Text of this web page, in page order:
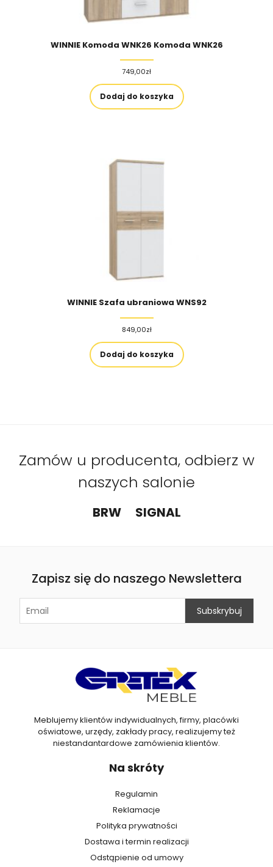
WINNIE Komoda WNK26 Komoda WNK26
749,00zł
Dodaj do koszyka
WINNIE Szafa ubraniowa WNS92
849,00zł
Dodaj do koszyka
Zamów u producenta, odbierz w
naszych salonie
BRW SIGNAL
Zapisz się do naszego Newslettera
Meblujemy klientów indywidualnych, firmy, placówki
oświatowe, urzędy, zakłady pracy, realizujemy też
niestandantardowe zamówienia klientów.
Na skróty
Regulamin
Reklamacje
Polityka prywatności
Dostawa i termin realizacji
Odstąpienie od umowy